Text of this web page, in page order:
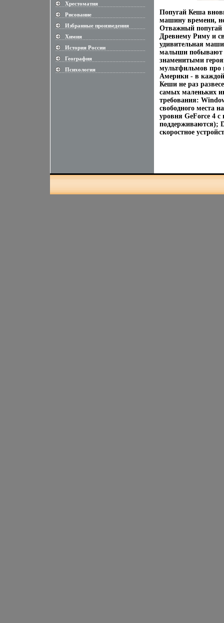
Хрестоматия
............................................................
Рисование
............................................................
Избранные произведения
............................................................
Химия
............................................................
История России
............................................................
География
............................................................
Психология
............................................................
Попугай Кеша
машину времени,
Отважный попугай
Древнему Риму и
удивительная
малыши побывают в
знаменитыми
мультфильмов про
Америки - в
Кеши не раз
самых маленьких
требования:
свободного места
уровня GeForce 4
поддерживаются);
скоростное